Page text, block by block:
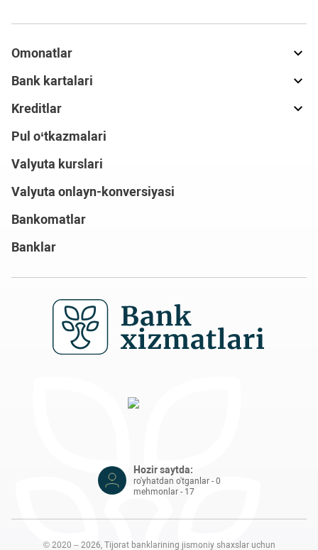
Omonatlar
Bank kartalari
Kreditlar
Pul o‘tkazmalari
Valyuta kurslari
Valyuta onlayn-konversiyasi
Bankomatlar
Banklar
Hozir saytda:
ro'yhatdan o'tganlar - 0
mehmonlar - 17
© 2020 – 2026, Tijorat banklarining jismoniy shaxslar uchun